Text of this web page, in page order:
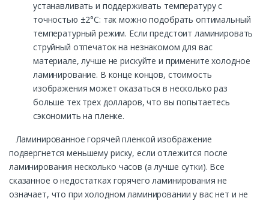
устанавливать и поддерживать температуру с
точностью ±2°С: так можно подобрать оптимальный
температурный режим. Если предстоит ламинировать
струйный отпечаток на незнакомом для вас
материале, лучше не рискуйте и примените холодное
ламинирование. В конце концов, стоимость
изображения может оказаться в несколько раз
больше тех трех долларов, что вы попытаетесь
сэкономить на пленке.
Ламинированное горячей пленкой изображение
подвергнется меньшему риску, если отлежится после
ламинирования несколько часов (а лучше сутки). Все
сказанное о недостатках горячего ламинирования не
означает, что при холодном ламинировании у вас нет и не